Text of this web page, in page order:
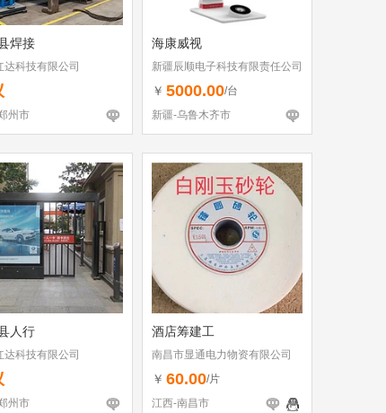
焊接
达科技有限公司
州市
海康威视
新疆辰顺电子科技有限责任公司
￥ 5000.00/台
新疆-乌鲁木齐市
人行
达科技有限公司
州市
酒店筹建工
南昌市显通电力物资有限公司
￥ 60.00/片
江西-南昌市